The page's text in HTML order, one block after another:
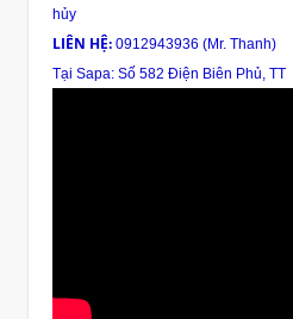
hủy
LIÊN HỆ: 0912943936 (Mr. Thanh)
Tại Sapa: Số 582 Điện Biên Phủ, TT